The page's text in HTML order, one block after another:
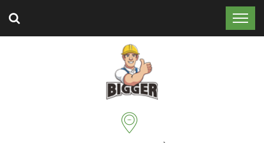
Approuvé par 50 000 clients dans le monde entier.